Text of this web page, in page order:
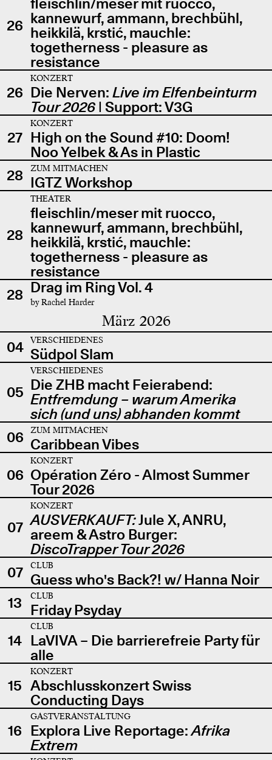
26 kannewurf, ammann, brechbühl,
heikkilä, krstić, mauchle:
togetherness - pleasure as
resistance
26
KONZERT
Die Nerven: Live im Elfenbeinturm
Tour 2026| Support: V3G
27
KONZERT
High on the Sound #10: Doom!
Noo Yelbek & As in Plastic
28
ZUM MITMACHEN
IGTZ Workshop
28
THEATER
fleischlin/meser mit ruocco,
kannewurf, ammann, brechbühl,
heikkilä, krstić, mauchle:
togetherness - pleasure as
resistance
28 Drag im Ring Vol. 4
by Rachel Harder
März 2026
04 VERSCHIEDENES
Südpol Slam
05
VERSCHIEDENES
Die ZHB macht Feierabend:
Entfremdung – warum Amerika
sich (und uns) abhanden kommt
06
ZUM MITMACHEN
Caribbean Vibes
06
KONZERT
Opération Zéro - Almost Summer
Tour 2026
07
KONZERT
AUSVERKAUFT:Jule X, ANRU,
areem & Astro Burger:
DiscoTrapper Tour 2026
07
CLUB
Guess who's Back?! w/ Hanna Noir
13
CLUB
Friday Psyday
14
CLUB
LaVIVA – Die barrierefreie Party für
alle
15
KONZERT
Abschlusskonzert Swiss
Conducting Days
16
GASTVERANSTALTUNG
Explora Live Reportage:Afrika
Extrem